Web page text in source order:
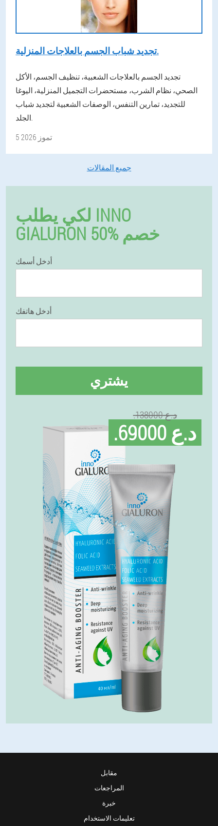
تجديد شباب الجسم بالعلاجات المنزلية.
تجديد الجسم بالعلاجات الشعبية، تنظيف الجسم، الأكل
الصحي، نظام الشرب، مستحضرات التجميل المنزلية، اليوغا
للتجديد، تمارين التنفس، الوصفات الشعبية لتجديد شباب
الجلد.
5 تموز 2026
جميع المقالات
لكي يطلب INNO
GIALURON 50% خصم
أدخل أسمك
أدخل هاتفك
يشتري
.د.ع 138000
.د.ع 69000
مقابل
المراجعات
خبرة
تعليمات الاستخدام